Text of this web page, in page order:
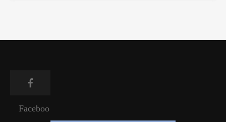
Faceboo